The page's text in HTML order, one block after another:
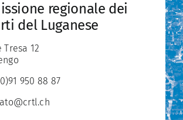
regionale dei
del Luganese
Tresa 12
950 88 87